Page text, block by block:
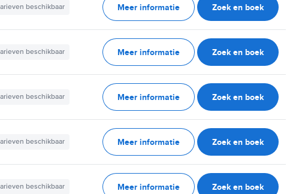
beschikbaar Meer informatie Zoek en boek
beschikbaar Meer informatie Zoek en boek
beschikbaar Meer informatie Zoek en boek
beschikbaar Meer informatie Zoek en boek
beschikbaar Meer informatie Zoek en boek